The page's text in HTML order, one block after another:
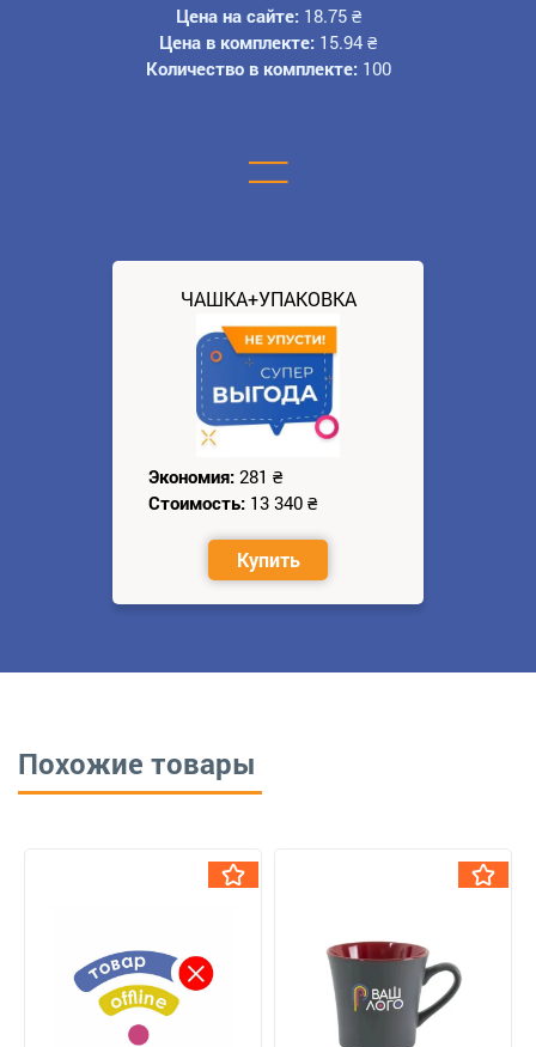
Цена на сайте: 18.75 ₴
Цена в комплекте: 15.94 ₴
Количество в комплекте: 100
=
ЧАШКА+УПАКОВКА
Экономия: 281 ₴
Стоимость: 13 340 ₴
Купить
Похожие товары